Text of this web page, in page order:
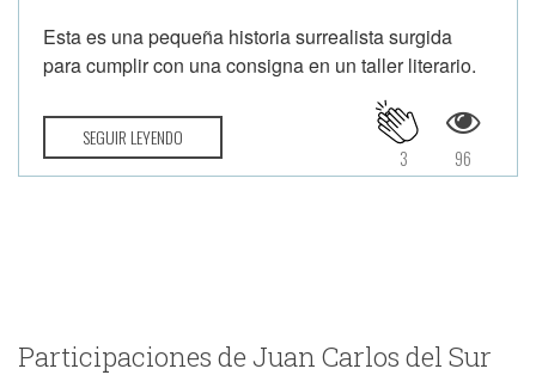
Esta es una pequeña historia surrealista surgida
para cumplir con una consigna en un taller literario.
SEGUIR LEYENDO
96
3
Participaciones de Juan Carlos del Sur